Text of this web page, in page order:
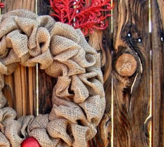
Guardar